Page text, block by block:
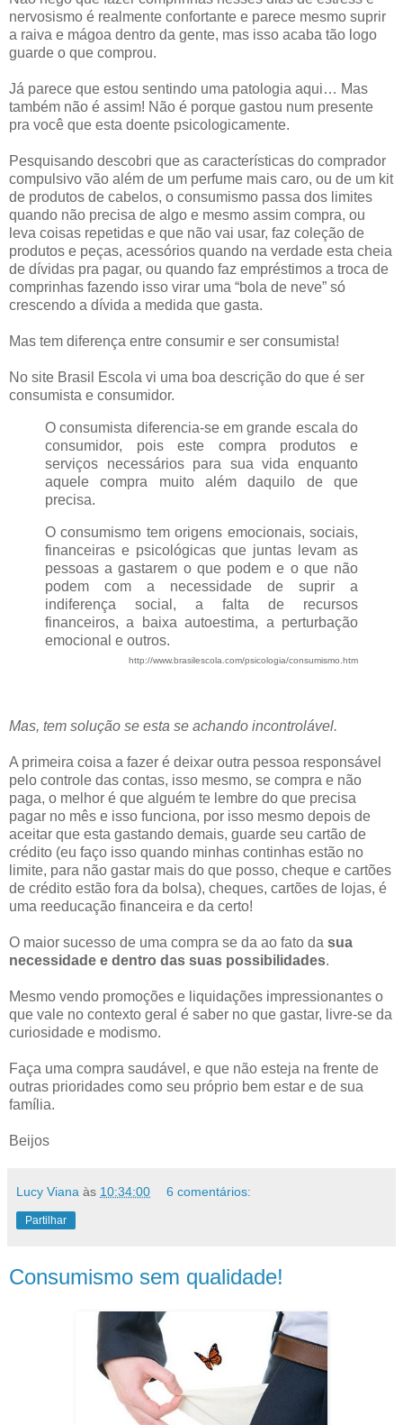
nervosismo é realmente confortante e parece mesmo suprir
a raiva e mágoa dentro da gente, mas isso acaba tão logo
guarde o que comprou.
Já parece que estou sentindo uma patologia aqui… Mas
também não é assim! Não é porque gastou num presente
pra você que esta doente psicologicamente.
Pesquisando descobri que as características do comprador
compulsivo vão além de um perfume mais caro, ou de um kit
de produtos de cabelos, o consumismo passa dos limites
quando não precisa de algo e mesmo assim compra, ou
leva coisas repetidas e que não vai usar, faz coleção de
produtos e peças, acessórios quando na verdade esta cheia
de dívidas pra pagar, ou quando faz empréstimos a troca de
comprinhas fazendo isso virar uma “bola de neve” só
crescendo a dívida a medida que gasta.
Mas tem diferença entre consumir e ser consumista!
No site Brasil Escola vi uma boa descrição do que é ser
consumista e consumidor.
O consumista diferencia-se em grande escala do
consumidor, pois este compra produtos e
serviços necessários para sua vida enquanto
aquele compra muito além daquilo de que
precisa.
O consumismo tem origens emocionais, sociais,
financeiras e psicológicas que juntas levam as
pessoas a gastarem o que podem e o que não
podem com a necessidade de suprir a
indiferença social, a falta de recursos
financeiros, a baixa autoestima, a perturbação
emocional e outros.
http://www.brasilescola.com/psicologia/consumismo.htm
Mas, tem solução se esta se achando incontrolável.
A primeira coisa a fazer é deixar outra pessoa responsável
pelo controle das contas, isso mesmo, se compra e não
paga, o melhor é que alguém te lembre do que precisa
pagar no mês e isso funciona, por isso mesmo depois de
aceitar que esta gastando demais, guarde seu cartão de
crédito (eu faço isso quando minhas continhas estão no
limite, para não gastar mais do que posso, cheque e cartões
de crédito estão fora da bolsa), cheques, cartões de lojas, é
uma reeducação financeira e da certo!
O maior sucesso de uma compra se da ao fato da sua
necessidade e dentro das suas possibilidades.
Mesmo vendo promoções e liquidações impressionantes o
que vale no contexto geral é saber no que gastar, livre-se da
curiosidade e modismo.
Faça uma compra saudável, e que não esteja na frente de
outras prioridades como seu próprio bem estar e de sua
família.
Beijos
Lucy Viana às 10:34:00 6 comentários:
Partilhar
Consumismo sem qualidade!